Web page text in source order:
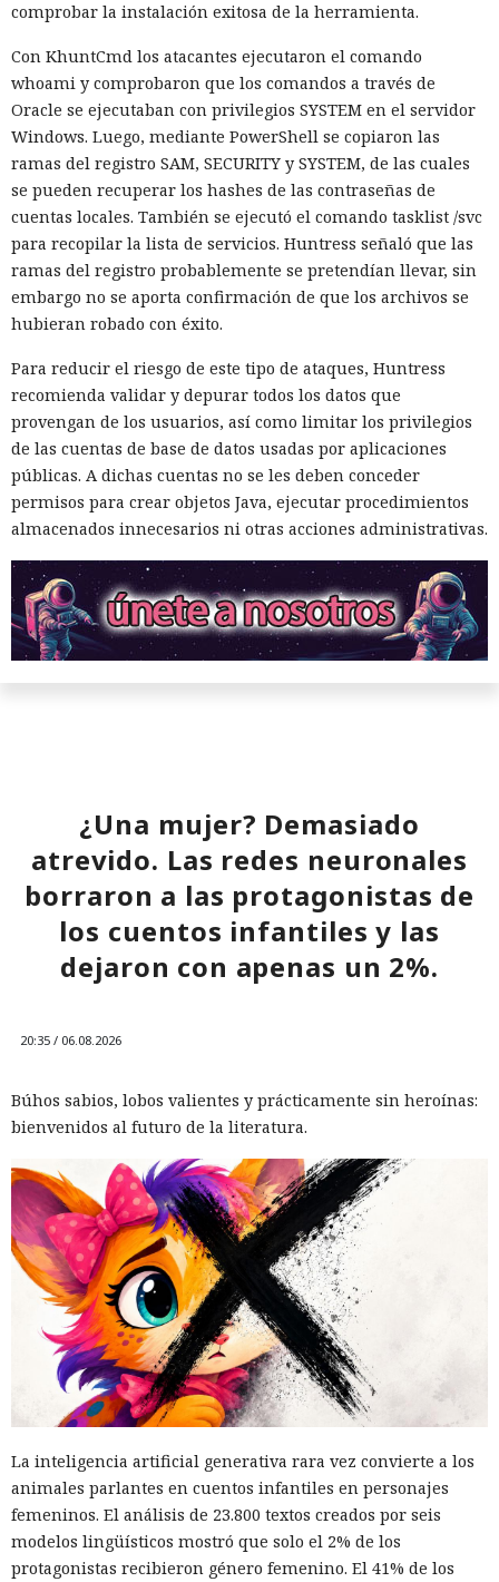
comprobar la instalación exitosa de la herramienta.
Con KhuntCmd los atacantes ejecutaron el comando
whoami y comprobaron que los comandos a través de
Oracle se ejecutaban con privilegios SYSTEM en el servidor
Windows. Luego, mediante PowerShell se copiaron las
ramas del registro SAM, SECURITY y SYSTEM, de las cuales
se pueden recuperar los hashes de las contraseñas de
cuentas locales. También se ejecutó el comando tasklist /svc
para recopilar la lista de servicios. Huntress señaló que las
ramas del registro probablemente se pretendían llevar, sin
embargo no se aporta confirmación de que los archivos se
hubieran robado con éxito.
Para reducir el riesgo de este tipo de ataques, Huntress
recomienda validar y depurar todos los datos que
provengan de los usuarios, así como limitar los privilegios
de las cuentas de base de datos usadas por aplicaciones
públicas. A dichas cuentas no se les deben conceder
permisos para crear objetos Java, ejecutar procedimientos
almacenados innecesarios ni otras acciones administrativas.
¿Una mujer? Demasiado
atrevido. Las redes neuronales
borraron a las protagonistas de
los cuentos infantiles y las
dejaron con apenas un 2%.
20:35 / 06.08.2026
Búhos sabios, lobos valientes y prácticamente sin heroínas:
bienvenidos al futuro de la literatura.
La inteligencia artificial generativa rara vez convierte a los
animales parlantes en cuentos infantiles en personajes
femeninos. El análisis de 23.800 textos creados por seis
modelos lingüísticos mostró que solo el 2% de los
protagonistas recibieron género femenino. El 41% de los